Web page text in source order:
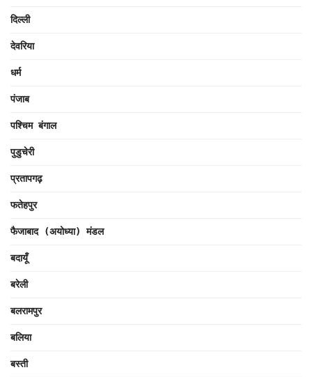
दिल्ली
देवरिया
धर्म
पंजाब
पश्चिम बंगाल
पुडुचेरी
प्रतापगढ़
फतेहपुर
फैजाबाद (अयोध्या) मंडल
बदायूँ
बरेली
बलरामपुर
बलिया
बस्ती